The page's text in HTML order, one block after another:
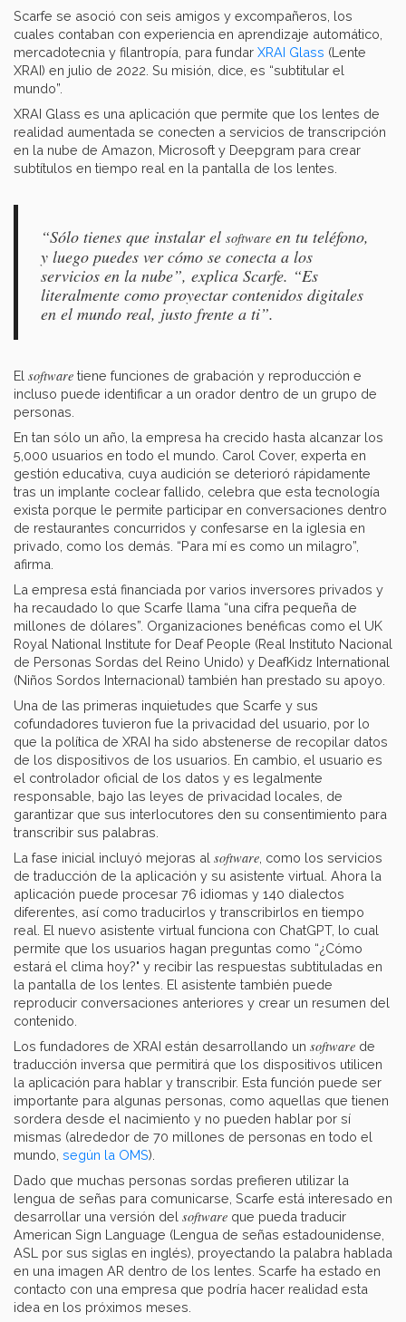
Scarfe se asoció con seis amigos y excompañeros, los
cuales contaban con experiencia en aprendizaje automático,
mercadotecnia y filantropía, para fundar XRAI Glass (Lente
XRAI) en julio de 2022. Su misión, dice, es “subtitular el
mundo”.
XRAI Glass es una aplicación que permite que los lentes de
realidad aumentada se conecten a servicios de transcripción
en la nube de Amazon, Microsoft y Deepgram para crear
subtítulos en tiempo real en la pantalla de los lentes.
“Sólo tienes que instalar el software en tu teléfono,
y luego puedes ver cómo se conecta a los
servicios en la nube”, explica Scarfe. “Es
literalmente como proyectar contenidos digitales
en el mundo real, justo frente a ti”.
El software tiene funciones de grabación y reproducción e
incluso puede identificar a un orador dentro de un grupo de
personas.
En tan sólo un año, la empresa ha crecido hasta alcanzar los
5,000 usuarios en todo el mundo. Carol Cover, experta en
gestión educativa, cuya audición se deterioró rápidamente
tras un implante coclear fallido, celebra que esta tecnología
exista porque le permite participar en conversaciones dentro
de restaurantes concurridos y confesarse en la iglesia en
privado, como los demás. “Para mí es como un milagro”,
afirma.
La empresa está financiada por varios inversores privados y
ha recaudado lo que Scarfe llama “una cifra pequeña de
millones de dólares”. Organizaciones benéficas como el UK
Royal National Institute for Deaf People (Real Instituto Nacional
de Personas Sordas del Reino Unido) y DeafKidz International
(Niños Sordos Internacional) también han prestado su apoyo.
Una de las primeras inquietudes que Scarfe y sus
cofundadores tuvieron fue la privacidad del usuario, por lo
que la política de XRAI ha sido abstenerse de recopilar datos
de los dispositivos de los usuarios. En cambio, el usuario es
el controlador oficial de los datos y es legalmente
responsable, bajo las leyes de privacidad locales, de
garantizar que sus interlocutores den su consentimiento para
transcribir sus palabras.
La fase inicial incluyó mejoras al software , como los servicios
de traducción de la aplicación y su asistente virtual. Ahora la
aplicación puede procesar 76 idiomas y 140 dialectos
diferentes, así como traducirlos y transcribirlos en tiempo
real. El nuevo asistente virtual funciona con ChatGPT, lo cual
permite que los usuarios hagan preguntas como “¿Cómo
estará el clima hoy?" y recibir las respuestas subtituladas en
la pantalla de los lentes. El asistente también puede
reproducir conversaciones anteriores y crear un resumen del
contenido.
Los fundadores de XRAI están desarrollando un software de
traducción inversa que permitirá que los dispositivos utilicen
la aplicación para hablar y transcribir. Esta función puede ser
importante para algunas personas, como aquellas que tienen
sordera desde el nacimiento y no pueden hablar por sí
mismas (alrededor de 70 millones de personas en todo el
mundo, según la OMS).
Dado que muchas personas sordas prefieren utilizar la
lengua de señas para comunicarse, Scarfe está interesado en
desarrollar una versión del software que pueda traducir
American Sign Language (Lengua de señas estadounidense,
ASL por sus siglas en inglés), proyectando la palabra hablada
en una imagen AR dentro de los lentes. Scarfe ha estado en
contacto con una empresa que podría hacer realidad esta
idea en los próximos meses.